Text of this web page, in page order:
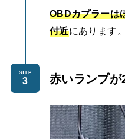
OBDカプラーは
付近にあります。
STEP 赤いランプが